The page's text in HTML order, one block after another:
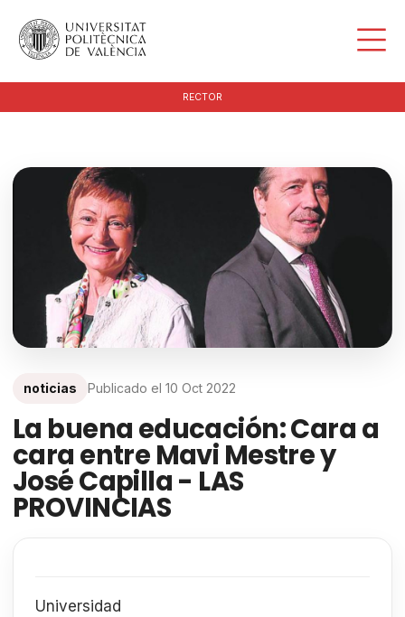
RECTOR
noticias Publicado el 10 Oct 2022
La buena educación: Cara a
cara entre Mavi Mestre y
José Capilla - LAS
PROVINCIAS
Universidad